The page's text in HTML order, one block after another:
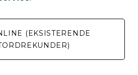
(EKSISTERENDE